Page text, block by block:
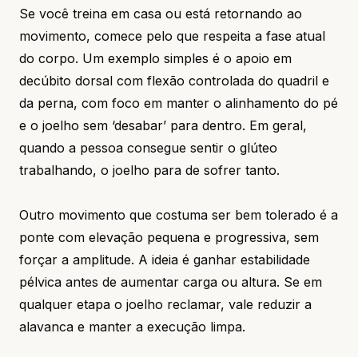
Se você treina em casa ou está retornando ao
movimento, comece pelo que respeita a fase atual
do corpo. Um exemplo simples é o apoio em
decúbito dorsal com flexão controlada do quadril e
da perna, com foco em manter o alinhamento do pé
e o joelho sem ‘desabar’ para dentro. Em geral,
quando a pessoa consegue sentir o glúteo
trabalhando, o joelho para de sofrer tanto.
Outro movimento que costuma ser bem tolerado é a
ponte com elevação pequena e progressiva, sem
forçar a amplitude. A ideia é ganhar estabilidade
pélvica antes de aumentar carga ou altura. Se em
qualquer etapa o joelho reclamar, vale reduzir a
alavanca e manter a execução limpa.